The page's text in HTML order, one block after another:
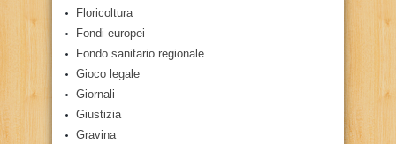
Floricoltura
Fondi europei
Fondo sanitario regionale
Gioco legale
Giornali
Giustizia
Gravina